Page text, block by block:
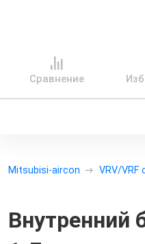
Сравнение
Mitsubisi-aircon VRV/VRF
Внутренний